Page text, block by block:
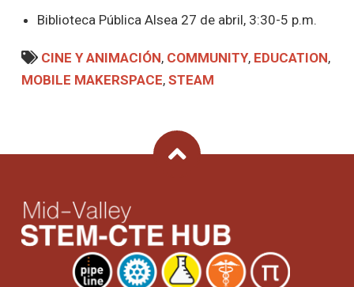
Biblioteca Pública Alsea 27 de abril, 3:30-5 p.m.
CINE Y ANIMACIÓN, COMMUNITY, EDUCATION,
MOBILE MAKERSPACE, STEAM
Back To Top